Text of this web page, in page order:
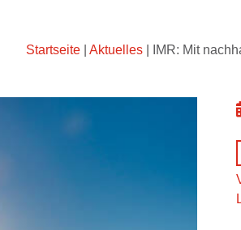
Startseite Aktuelles IMR: Mit